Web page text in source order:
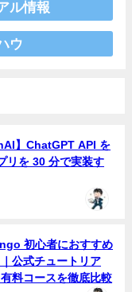
ル情報
ウ
】ChatGPT API を
リを 30 分で実装す
初心者におすすめ
公式チュートリア
料コースを徹底比較